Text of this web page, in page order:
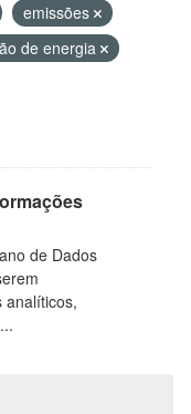
emissões
de energia
de Dados
analíticos,